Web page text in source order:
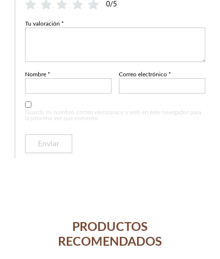
0/5
Tu valoración *
Nombre * Correo electrónico *
Guarda mi nombre, correo electrónico y web en este navegador para
la próxima vez que comente.
PRODUCTOS
RECOMENDADOS